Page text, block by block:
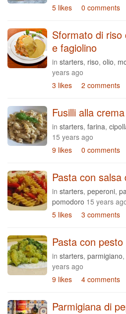
5 likes
0 comments
Sformato di
e fagiolino
in starters, riso, olio,
years ago
3 likes
2 comments
Fusilli alla
in starters, farina,
15 years ago
9 likes
0 comments
Pasta con salsa
in starters, peperoni,
pomodoro 15 years
5 likes
3 comments
Pasta con
in starters, parmigiano,
years ago
9 likes
4 comments
Parmigiana di